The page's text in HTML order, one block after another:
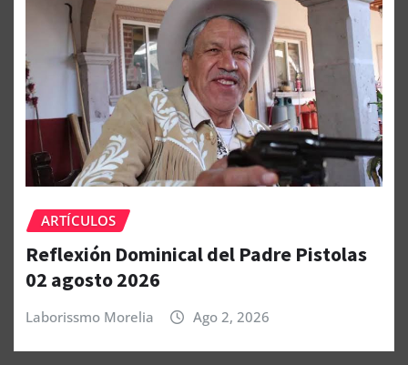
ARTÍCULOS
Reflexión Dominical del Padre Pistolas
02 agosto 2026
Laborissmo Morelia Ago 2, 2026